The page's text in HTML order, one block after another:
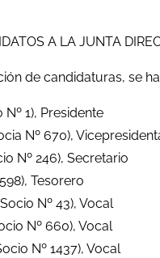
A LA JUNTA
de candidaturas, se
1), Presidente
Nº 670),
Nº 246), Secretario
Tesorero
Nº 43), Vocal
Nº 660), Vocal
Nº 1437), Vocal